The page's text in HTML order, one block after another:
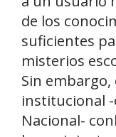
de los
suficientes
misterios
Sin
institucional
Nacional-